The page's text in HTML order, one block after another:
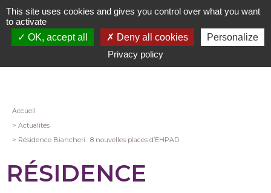
Aller
au
contenu
Fil
d'Ariane
Accueil
Actualités
Résidence Biancheri : 8 nouvelles places d’EHPAD
RÉSIDENCE
This site uses cookies and gives you control over what you want
to activate
OK, accept all
Deny all cookies
Personalize
Privacy policy